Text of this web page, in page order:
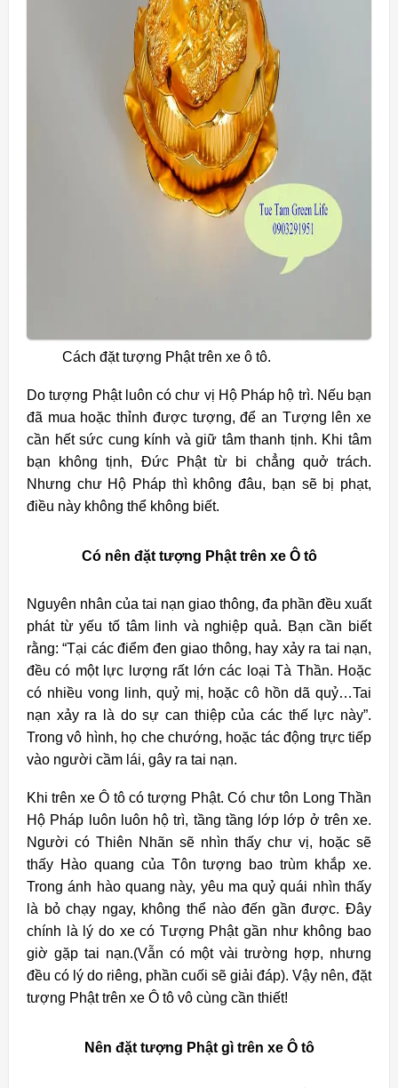
Cách đặt tượng Phật trên xe ô tô.
Do tượng Phật luôn có chư vị Hộ Pháp hộ trì. Nếu bạn
đã mua hoặc thỉnh được tượng, để an Tượng lên xe
cần hết sức cung kính và giữ tâm thanh tịnh. Khi tâm
bạn không tịnh, Đức Phật từ bi chẳng quở trách.
Nhưng chư Hộ Pháp thì không đâu, bạn sẽ bị phạt,
điều này không thể không biết.
Có nên đặt tượng Phật trên xe Ô tô
Nguyên nhân của tai nạn giao thông, đa phần đều xuất
phát từ yếu tố tâm linh và nghiệp quả. Bạn cần biết
rằng: “Tại các điểm đen giao thông, hay xảy ra tai nạn,
đều có một lực lượng rất lớn các loại Tà Thần. Hoặc
có nhiều vong linh, quỷ mị, hoặc cô hồn dã quỷ…Tai
nạn xảy ra là do sự can thiệp của các thế lực này”.
Trong vô hình, họ che chướng, hoặc tác động trực tiếp
vào người cầm lái, gây ra tai nạn.
Khi trên xe Ô tô có tượng Phật. Có chư tôn Long Thần
Hộ Pháp luôn luôn hộ trì, tầng tầng lớp lớp ở trên xe.
Người có Thiên Nhãn sẽ nhìn thấy chư vị, hoặc sẽ
thấy Hào quang của Tôn tượng bao trùm khắp xe.
Trong ánh hào quang này, yêu ma quỷ quái nhìn thấy
là bỏ chạy ngay, không thể nào đến gần được. Đây
chính là lý do xe có Tượng Phật gần như không bao
giờ gặp tai nạn.(Vẫn có một vài trường hợp, nhưng
đều có lý do riêng, phần cuối sẽ giải đáp). Vậy nên, đặt
tượng Phật trên xe Ô tô vô cùng cần thiết!
Nên đặt tượng Phật gì trên xe Ô tô